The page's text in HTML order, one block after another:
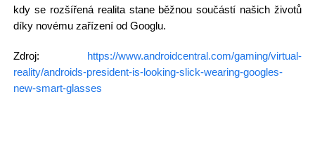
kdy se rozšířená realita stane běžnou součástí našich životů
díky novému zařízení od Googlu.
Zdroj: https://www.androidcentral.com/gaming/virtual-
reality/androids-president-is-looking-slick-wearing-googles-
new-smart-glasses